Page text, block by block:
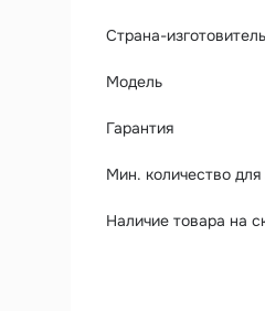
Страна-изготовитель
Модель
Гарантия
Мин. количество для
Наличие товара на